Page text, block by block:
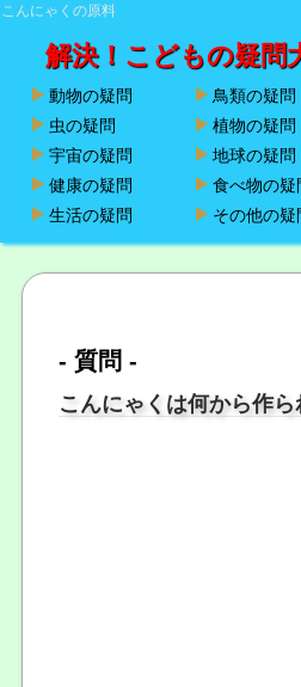
こんにゃくの原料
解決！こどもの疑問
動物の疑問 鳥類の疑問
虫の疑問
植物の疑問
宇宙の疑問
地球の疑問
健康の疑問
食べ物の疑
生活の疑問
その他の疑
- 質問 -
こんにゃくは何から作ら